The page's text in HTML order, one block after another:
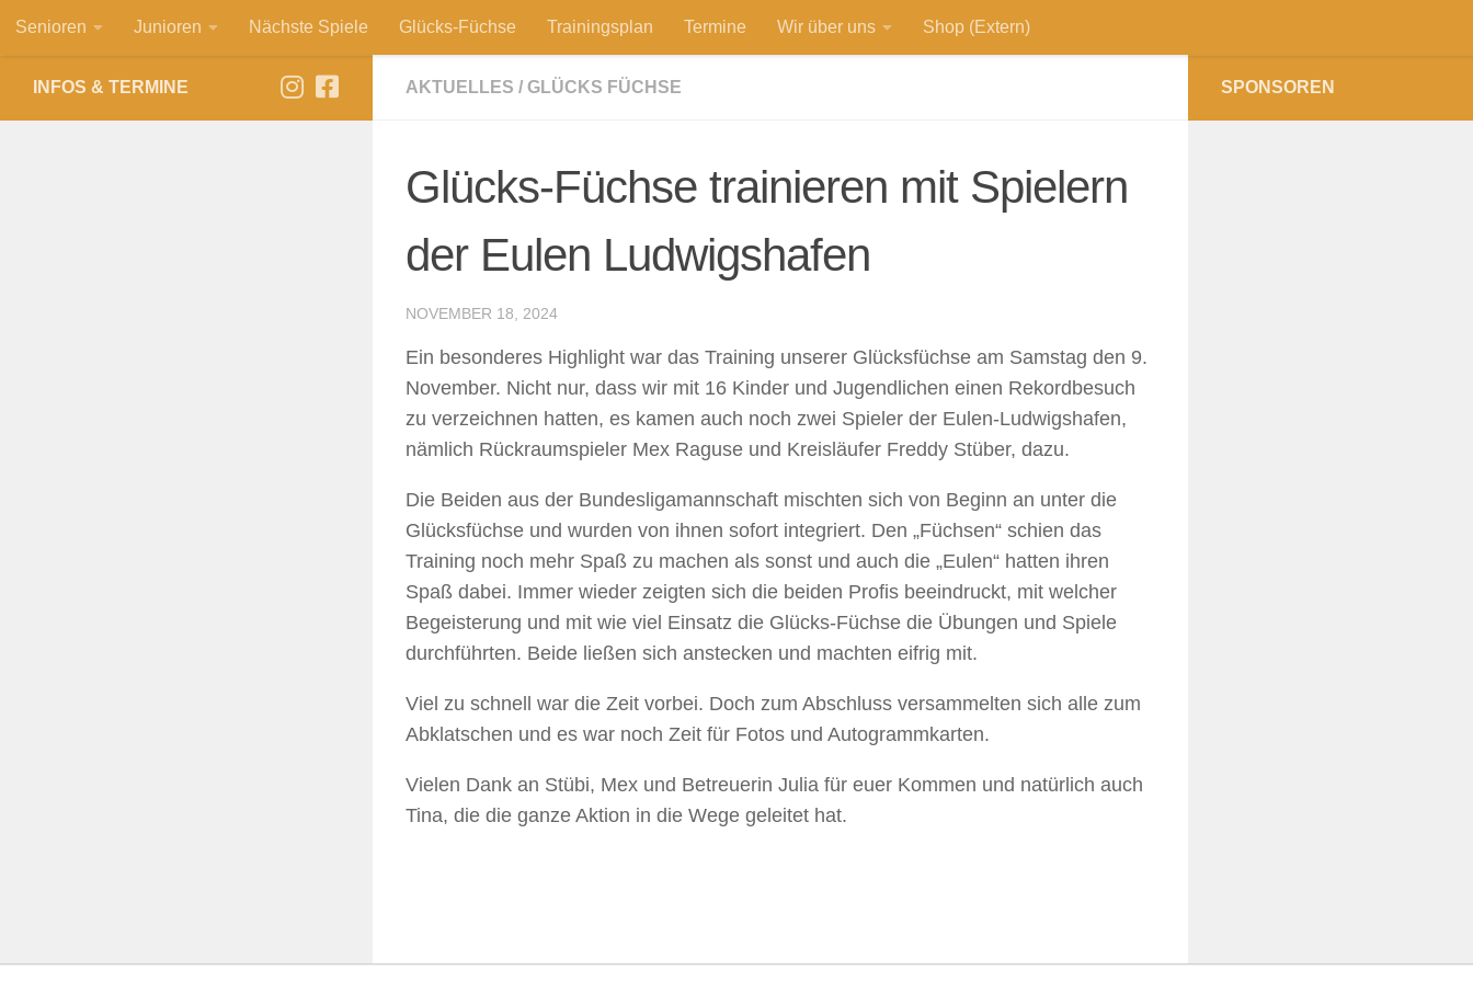
Zum Inhalt springen
Senioren Junioren Nächste Spiele Glücks-Füchse Trainingsplan Termine Wir über uns Shop (Extern)
AKTUELLES / GLÜCKS FÜCHSE
Glücks-Füchse trainieren mit Spielern
der Eulen Ludwigshafen
NOVEMBER 18, 2024
Ein besonderes Highlight war das Training unserer Glücksfüchse am Samstag den 9.
November. Nicht nur, dass wir mit 16 Kinder und Jugendlichen einen Rekordbesuch
zu verzeichnen hatten, es kamen auch noch zwei Spieler der Eulen-Ludwigshafen,
nämlich Rückraumspieler Mex Raguse und Kreisläufer Freddy Stüber, dazu.
Die Beiden aus der Bundesligamannschaft mischten sich von Beginn an unter die
Glücksfüchse und wurden von ihnen sofort integriert. Den „Füchsen“ schien das
Training noch mehr Spaß zu machen als sonst und auch die „Eulen“ hatten ihren
Spaß dabei. Immer wieder zeigten sich die beiden Profis beeindruckt, mit welcher
Begeisterung und mit wie viel Einsatz die Glücks-Füchse die Übungen und Spiele
durchführten. Beide ließen sich anstecken und machten eifrig mit.
Viel zu schnell war die Zeit vorbei. Doch zum Abschluss versammelten sich alle zum
Abklatschen und es war noch Zeit für Fotos und Autogrammkarten.
Vielen Dank an Stübi, Mex und Betreuerin Julia für euer Kommen und natürlich auch
Tina, die die ganze Aktion in die Wege geleitet hat.
INFOS & TERMINE SPONSOREN